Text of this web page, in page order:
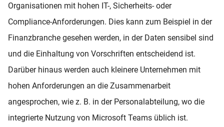
Organisationen mit hohen IT-, Sicherheits- oder
Compliance-Anforderungen. Dies kann zum Beispiel in der
Finanzbranche gesehen werden, in der Daten sensibel sind
und die Einhaltung von Vorschriften entscheidend ist.
Darüber hinaus werden auch kleinere Unternehmen mit
hohen Anforderungen an die Zusammenarbeit
angesprochen, wie z. B. in der Personalabteilung, wo die
integrierte Nutzung von Microsoft Teams üblich ist.